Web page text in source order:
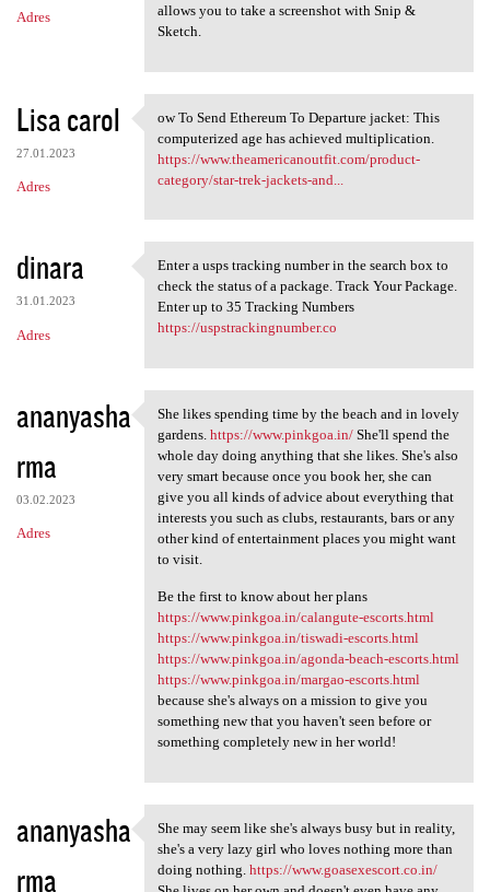
Adres
allows you to take a screenshot with Snip &
Sketch.
Lisa carol
27.01.2023
Adres
ow To Send Ethereum To
ow To Send Ethereum To Departure jacket: This
computerized age has achieved multiplication.
https://www.theamericanoutfit.com/product-
category/star-trek-jackets-and...
dinara
31.01.2023
Adres
Enter a usps tracking number
Enter a usps tracking number in the search box to
check the status of a package. Track Your Package.
Enter up to 35 Tracking Numbers
https://uspstrackingnumber.co
ananyasha
rma
03.02.2023
Adres
She likes spending time by
She likes spending time by the beach and in lovely
gardens. https://www.pinkgoa.in/She'll spend the
whole day doing anything that she likes. She's also
very smart because once you book her, she can
give you all kinds of advice about everything that
interests you such as clubs, restaurants, bars or any
other kind of entertainment places you might want
to visit.
Be the first to know about her plans
https://www.pinkgoa.in/calangute-escorts.html
https://www.pinkgoa.in/tiswadi-escorts.html
https://www.pinkgoa.in/agonda-beach-escorts.html
https://www.pinkgoa.in/margao-escorts.html
because she's always on a mission to give you
something new that you haven't seen before or
something completely new in her world!
ananyasha
rma
She may seem like she's
She may seem like she's always busy but in reality,
she's a very lazy girl who loves nothing more than
doing nothing. https://www.goasexescort.co.in/